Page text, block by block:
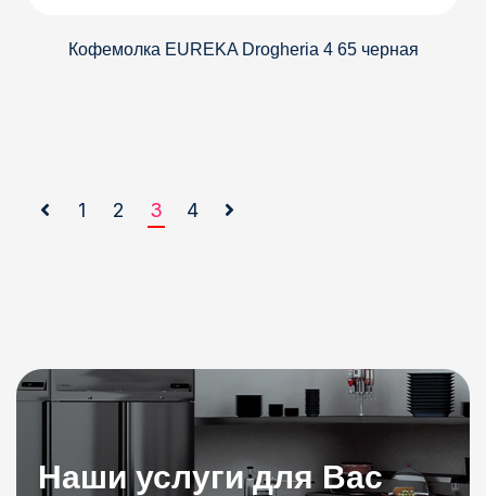
Кофемолка EUREKA Drogheria 4 65 черная
1 2 3 4
Наши услуги для Вас